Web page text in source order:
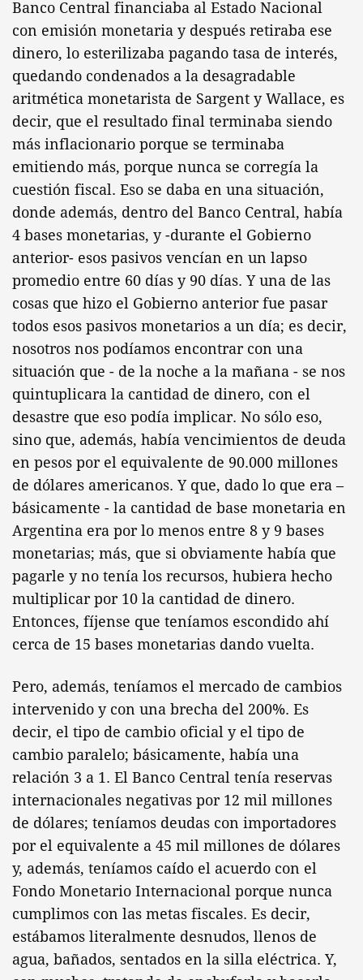
Banco Central financiaba al Estado Nacional
con emisión monetaria y después retiraba ese
dinero, lo esterilizaba pagando tasa de interés,
quedando condenados a la desagradable
aritmética monetarista de Sargent y Wallace, es
decir, que el resultado final terminaba siendo
más inflacionario porque se terminaba
emitiendo más, porque nunca se corregía la
cuestión fiscal. Eso se daba en una situación,
donde además, dentro del Banco Central, había
4 bases monetarias, y -durante el Gobierno
anterior- esos pasivos vencían en un lapso
promedio entre 60 días y 90 días. Y una de las
cosas que hizo el Gobierno anterior fue pasar
todos esos pasivos monetarios a un día; es decir,
nosotros nos podíamos encontrar con una
situación que - de la noche a la mañana - se nos
quintuplicara la cantidad de dinero, con el
desastre que eso podía implicar. No sólo eso,
sino que, además, había vencimientos de deuda
en pesos por el equivalente de 90.000 millones
de dólares americanos. Y que, dado lo que era –
básicamente - la cantidad de base monetaria en
Argentina era por lo menos entre 8 y 9 bases
monetarias; más, que si obviamente había que
pagarle y no tenía los recursos, hubiera hecho
multiplicar por 10 la cantidad de dinero.
Entonces, fíjense que teníamos escondido ahí
cerca de 15 bases monetarias dando vuelta.
Pero, además, teníamos el mercado de cambios
intervenido y con una brecha del 200%. Es
decir, el tipo de cambio oficial y el tipo de
cambio paralelo; básicamente, había una
relación 3 a 1. El Banco Central tenía reservas
internacionales negativas por 12 mil millones
de dólares; teníamos deudas con importadores
por el equivalente a 45 mil millones de dólares
y, además, teníamos caído el acuerdo con el
Fondo Monetario Internacional porque nunca
cumplimos con las metas fiscales. Es decir,
estábamos literalmente desnudos, llenos de
agua, bañados, sentados en la silla eléctrica. Y,